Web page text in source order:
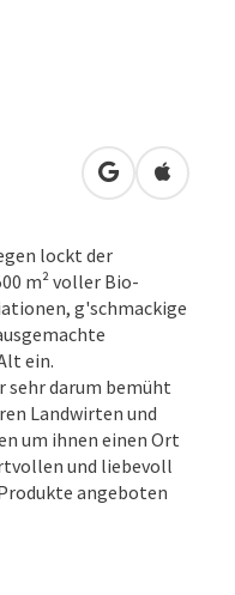
in Google
in
lockt der
m² voller Bio-
g'schmackige
ein.
sehr darum bemüht
Landwirten und
um ihnen einen Ort
und liebevoll
angeboten